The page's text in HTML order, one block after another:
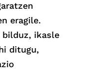
eragile.
bilduz, ikasle
ditugu,